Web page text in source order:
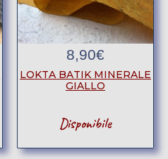
8,90€
LOKTA BATIK MINERALE
GIALLO
Disponibile